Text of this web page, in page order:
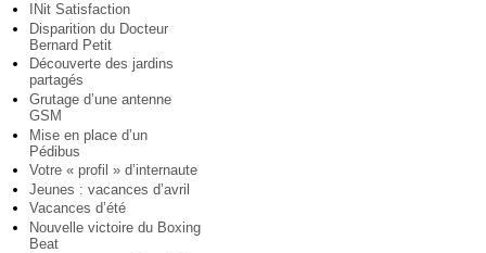
INit Satisfaction
Disparition du Docteur
Bernard Petit
Découverte des jardins
partagés
Grutage d’une antenne
GSM
Mise en place d’un
Pédibus
Votre « profil » d’internaute
Jeunes : vacances d’avril
Vacances d’été
Nouvelle victoire du Boxing
Beat